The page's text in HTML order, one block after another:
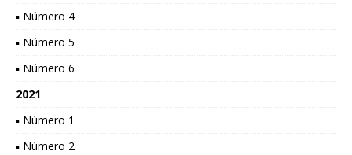
▪ Número 4
▪ Número 5
▪ Número 6
2021
▪ Número 1
▪ Número 2